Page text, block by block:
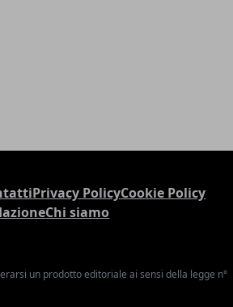
Privacy PolicyCookie Policy
Chi siamo
un prodotto editoriale ai sensi della legge n°